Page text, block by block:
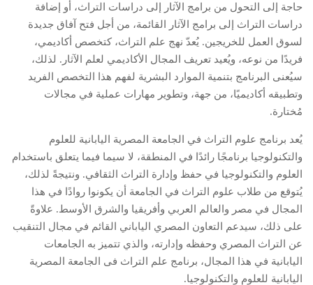
حاجة إلى التحول من برامج الآثار إلى دراسات التراث، أو إضافة
دراسات التراث إلى برامج الآثار القائمة، من أجل فتح آفاق جديدة
لسوق العمل للخريجين. يُعدّ نهج علم التراث، كتخصص أكاديمي،
فريدًا من نوعه، ويُعيد تعريف المجال الأكاديمي لعلم الآثار. لذلك،
سيُعنى البرنامج بتنمية الموارد البشرية لفهم هذا التخصص الفريد
وتطبيقه أكاديميًا، من جهة، وتطوير مهارات عملية في مجالات
مُختارة.
يُعد برنامج علوم التراث في الجامعة المصرية اليابانية للعلوم
والتكنولوجيا برنامجًا رائدًا في المنطقة، لا سيما فيما يتعلق باستخدام
العلوم والتكنولوجيا في حفظ وإدارة التراث الثقافي. ونتيجةً لذلك،
يُتوقع من طلاب علوم التراث في الجامعة أن يكونوا روادًا في هذا
المجال في مصر والعالم العربي وأفريقيا والشرق الأوسط. علاوةً
على ذلك، سيدعم التعاون المصري الياباني القائم في مجال التنقيب
عن التراث المصري وحفظه وإدارته، والذي تتميز به الجامعات
اليابانية في هذا المجال، برنامج علم التراث فى الجامعة المصرية
اليابانية للعلوم والتكنولوجيا.